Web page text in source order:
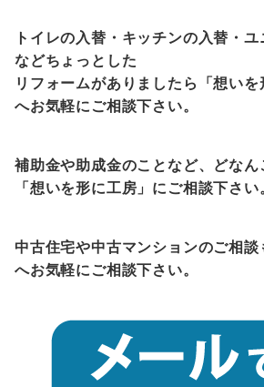
トイレの入替・キッチンの入替・
などちょっとした
リフォームがありましたら「想い
へお気軽にご相談下さい。
補助金や助成金のことなど、どな
「想いを形に工房」にご相談下さい
中古住宅や中古マンションのご相
へお気軽にご相談下さい。